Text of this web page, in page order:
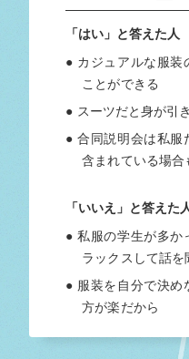
「はい」と答えた人
● カジュアルな服装
ことができる
● スーツだと身が引
● 合同説明会は私服
含まれている場合
「いいえ」と答えた
● 私服の学生が多か
ラックスして話を
● 服装を自分で決め
方が楽だから